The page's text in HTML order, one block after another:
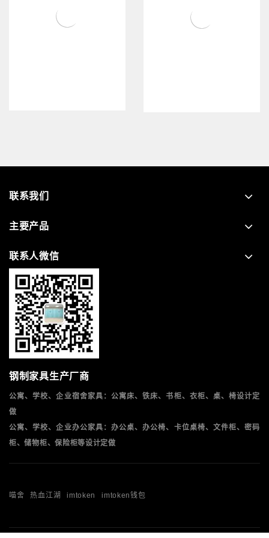
联系我们
主要产品
联系人微信
钢制家具生产厂商
公寓、学校、企业宿舍家具：公寓床、铁床、书柜、衣柜、桌、椅设计定
做
公寓、学校、企业办公家具：办公桌、办公椅、卡位桌椅、文件柜、密码
柜、储物柜、保险柜等设计定做
喵舍 热血江湖 imtoken imtoken钱包